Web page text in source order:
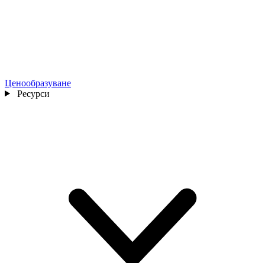
Ценообразуване
Ресурси